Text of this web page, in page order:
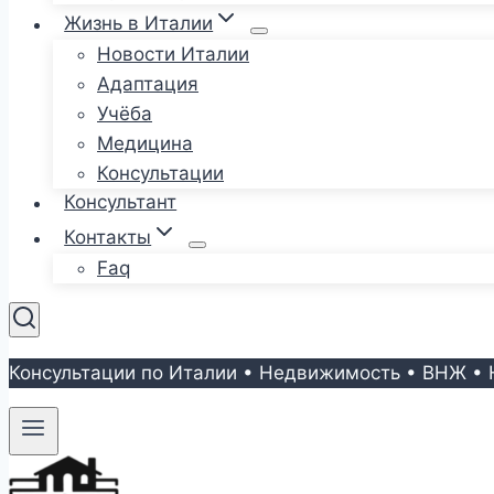
Жизнь в Италии
Новости Италии
Адаптация
Учёба
Медицина
Консультации
Консультант
Контакты
Faq
Консультации по Италии • Недвижимость • ВНЖ •